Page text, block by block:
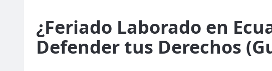
¿Feriado Laborado en
Defender tus Derechos